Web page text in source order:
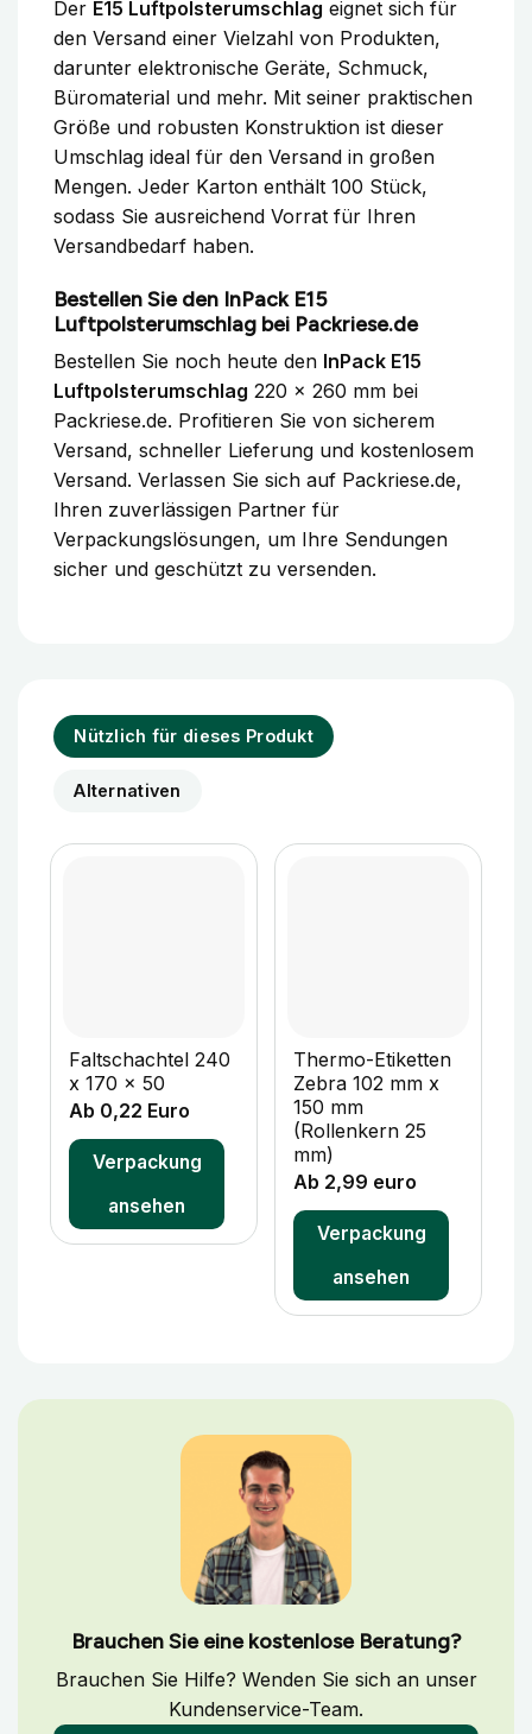
Der E15 Luftpolsterumschlag eignet sich für
den Versand einer Vielzahl von Produkten,
darunter elektronische Geräte, Schmuck,
Büromaterial und mehr. Mit seiner praktischen
Größe und robusten Konstruktion ist dieser
Umschlag ideal für den Versand in großen
Mengen. Jeder Karton enthält 100 Stück,
sodass Sie ausreichend Vorrat für Ihren
Versandbedarf haben.
Bestellen Sie den InPack E15
Luftpolsterumschlag bei Packriese.de
Bestellen Sie noch heute den InPack E15
Luftpolsterumschlag 220 x 260 mm bei
Packriese.de. Profitieren Sie von sicherem
Versand, schneller Lieferung und kostenlosem
Versand. Verlassen Sie sich auf Packriese.de,
Ihren zuverlässigen Partner für
Verpackungslösungen, um Ihre Sendungen
sicher und geschützt zu versenden.
Nützlich für dieses Produkt
Alternativen
Faltschachtel 240
x 170 x 50
Ab 0,22 Euro
Verpackung
ansehen
Thermo-Etiketten
Zebra 102 mm x
150 mm
(Rollenkern 25
mm)
Ab 2,99 euro
Verpackung
ansehen
Brauchen Sie eine kostenlose Beratung?
Brauchen Sie Hilfe? Wenden Sie sich an unser
Kundenservice-Team.